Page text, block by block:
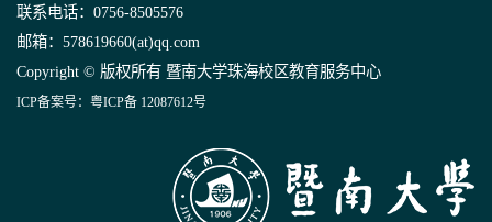
联系电话：0756-8505576
邮箱：578619660(at)qq.com
Copyright © 版权所有 暨南大学珠海校区教育服务中心
ICP备案号：粤ICP备 12087612号